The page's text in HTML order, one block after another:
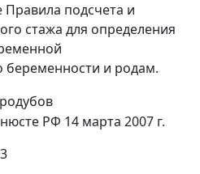
подсчета и
стажа для определения
беременности и родам.
РФ 14 марта 2007 г.